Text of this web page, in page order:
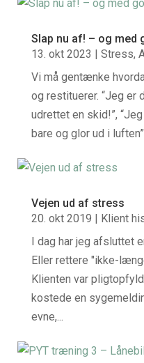
Slap nu af! – og med
13. okt 2023 | Stress,
Vi må gentænke
og restituerer. “Jeg er
udrettet en skid!”,
bare og glor ud i
Vejen ud af stress
20. okt 2019 | Klient
I dag har jeg afsluttet
Eller rettere "ikke-
Klienten var
kostede en
evne,...